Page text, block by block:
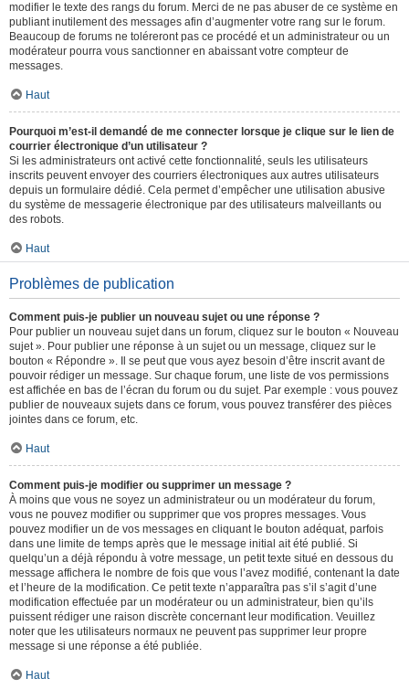
modifier le texte des rangs du forum. Merci de ne pas abuser de ce système en
publiant inutilement des messages afin d’augmenter votre rang sur le forum.
Beaucoup de forums ne toléreront pas ce procédé et un administrateur ou un
modérateur pourra vous sanctionner en abaissant votre compteur de
messages.
Haut
Pourquoi m’est-il demandé de me connecter lorsque je clique sur le lien de
courrier électronique d’un utilisateur ?
Si les administrateurs ont activé cette fonctionnalité, seuls les utilisateurs
inscrits peuvent envoyer des courriers électroniques aux autres utilisateurs
depuis un formulaire dédié. Cela permet d’empêcher une utilisation abusive
du système de messagerie électronique par des utilisateurs malveillants ou
des robots.
Haut
Problèmes de publication
Comment puis-je publier un nouveau sujet ou une réponse ?
Pour publier un nouveau sujet dans un forum, cliquez sur le bouton « Nouveau
sujet ». Pour publier une réponse à un sujet ou un message, cliquez sur le
bouton « Répondre ». Il se peut que vous ayez besoin d’être inscrit avant de
pouvoir rédiger un message. Sur chaque forum, une liste de vos permissions
est affichée en bas de l’écran du forum ou du sujet. Par exemple : vous pouvez
publier de nouveaux sujets dans ce forum, vous pouvez transférer des pièces
jointes dans ce forum, etc.
Haut
Comment puis-je modifier ou supprimer un message ?
À moins que vous ne soyez un administrateur ou un modérateur du forum,
vous ne pouvez modifier ou supprimer que vos propres messages. Vous
pouvez modifier un de vos messages en cliquant le bouton adéquat, parfois
dans une limite de temps après que le message initial ait été publié. Si
quelqu’un a déjà répondu à votre message, un petit texte situé en dessous du
message affichera le nombre de fois que vous l’avez modifié, contenant la date
et l’heure de la modification. Ce petit texte n’apparaîtra pas s’il s’agit d’une
modification effectuée par un modérateur ou un administrateur, bien qu’ils
puissent rédiger une raison discrète concernant leur modification. Veuillez
noter que les utilisateurs normaux ne peuvent pas supprimer leur propre
message si une réponse a été publiée.
Haut